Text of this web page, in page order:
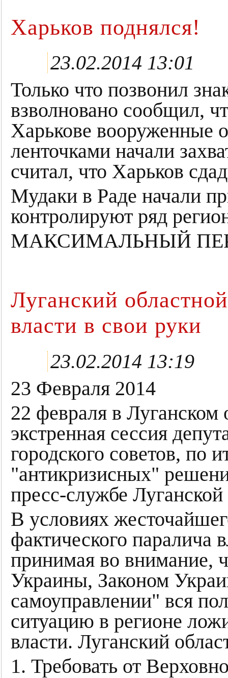
Харьков поднялся!
23.02.2014 13:01
Только что позвонил
взволновано сообщил,
Харькове вооруженные
ленточками начали
считал, что Харьков
Мудаки в Раде начали
контролируют ряд
МАКСИМАЛЬНЫЙ
Луганский
власти в свои руки
23.02.2014 13:19
23 Февраля 2014
22 февраля в Луганском
экстренная сессия
городского советов, по
"антикризисных"
пресс-службе
В условиях
фактического паралича
принимая во внимание,
Украины, Законом
самоуправлении" вся
ситуацию в регионе
власти. Луганский
1. Требовать от